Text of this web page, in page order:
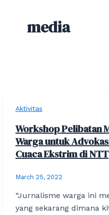
media
Aktivitas
Workshop Pelibatan
Warga untuk
Cuaca Ekstrim di NTT
March 25, 2022
“Jurnalisme warga ini
yang sekarang dimana